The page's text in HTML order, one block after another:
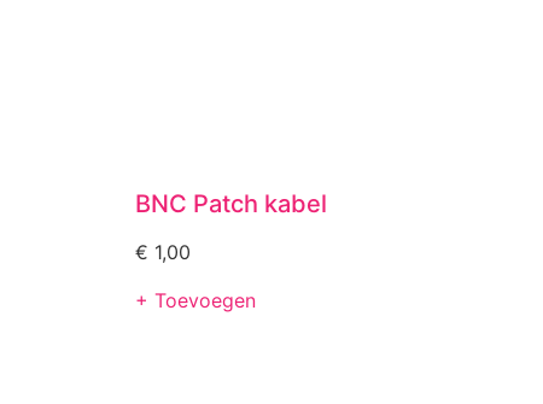
BNC Patch kabel
€ 1,00
+ Toevoegen